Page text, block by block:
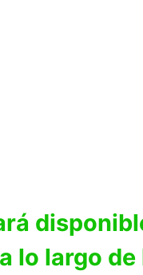
lo largo